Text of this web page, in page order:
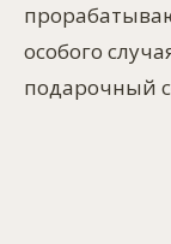
особого
подарочный